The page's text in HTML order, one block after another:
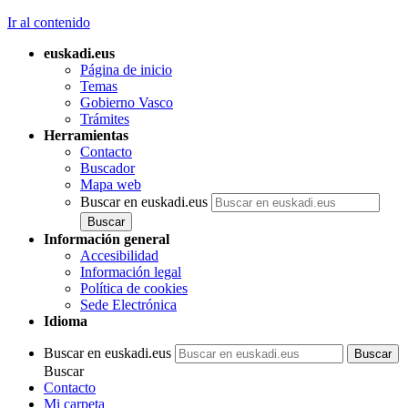
Ir al contenido
euskadi.eus
Página de inicio
Temas
Gobierno Vasco
Trámites
Herramientas
Contacto
Buscador
Mapa web
Buscar en euskadi.eus
Información general
Accesibilidad
Información legal
Política de cookies
Sede Electrónica
Idioma
Buscar en euskadi.eus
Buscar
Contacto
Mi carpeta